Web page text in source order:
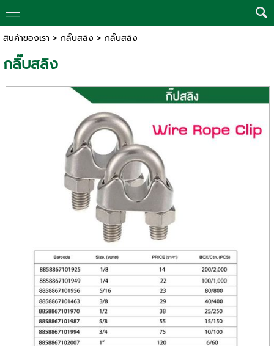
สินค้าของเรา > กลิ๊บสลิง > กลิ๊บสลิง
กลิ๊บสลิง